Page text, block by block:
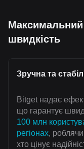
швидкість
Зручна та
Bitget надає
що гарантує
100 млн
регіонах,
хто цінує